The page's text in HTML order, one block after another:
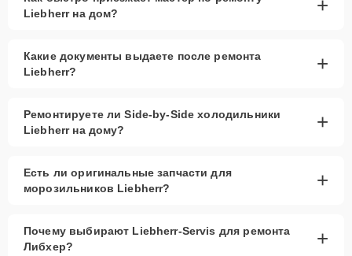
Liebherr на дом?
+
Какие документы выдаете после ремонта
Liebherr?
+
Ремонтируете ли Side-by-Side холодильники
Liebherr на дому?
+
Есть ли оригинальные запчасти для
морозильников Liebherr?
+
Почему выбирают Liebherr-Servis для ремонта
Либхер?
+